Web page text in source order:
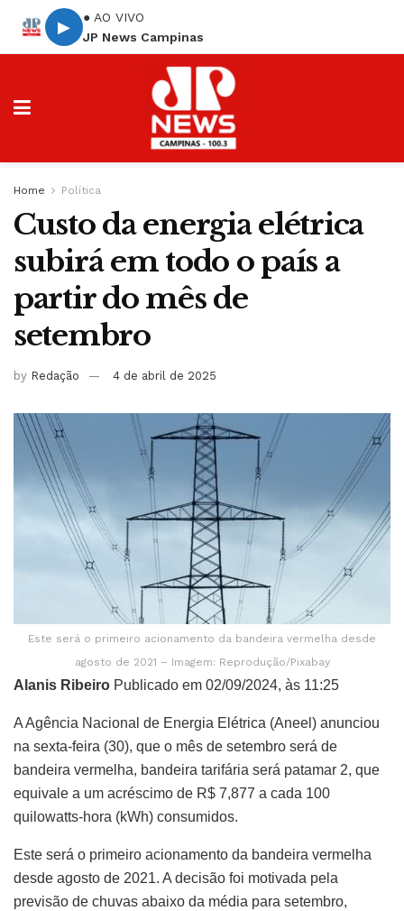
▶
● AO VIVO
JP News Campinas
Home Política
Custo da energia elétrica
subirá em todo o país a
partir do mês de
setembro
by Redação 4 de abril de 2025
Este será o primeiro acionamento da bandeira vermelha desde
agosto de 2021 – Imagem: Reprodução/Pixabay
Alanis Ribeiro Publicado em 02/09/2024, às 11:25
A Agência Nacional de Energia Elétrica (Aneel) anunciou
na sexta-feira (30), que o mês de setembro será de
bandeira vermelha, bandeira tarifária será patamar 2, que
equivale a um acréscimo de R$ 7,877 a cada 100
quilowatts-hora (kWh) consumidos.
Este será o primeiro acionamento da bandeira vermelha
desde agosto de 2021. A decisão foi motivada pela
previsão de chuvas abaixo da média para setembro,